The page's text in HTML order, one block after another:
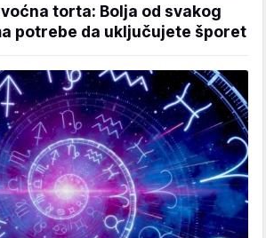
torta: Bolja od svakog
potrebe da uključujete šporet